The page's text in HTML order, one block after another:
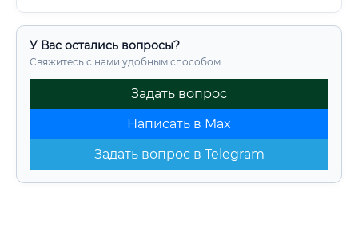
У Вас остались вопросы?
Свяжитесь с нами удобным способом:
Задать вопрос
Написать в Max
Задать вопрос в Telegram